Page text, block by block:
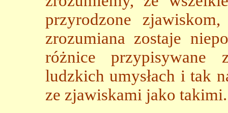
przyrodzone
zrozumiana zostaje
różnice
ludzkich umysłach i tak
ze zjawiskami jako takimi.